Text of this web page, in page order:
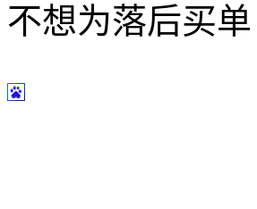
不想为落后买